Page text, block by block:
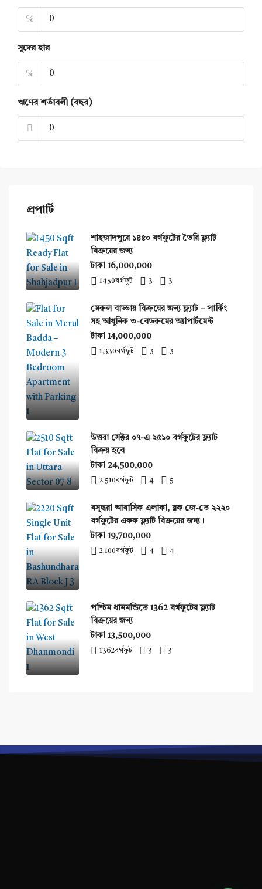
%
সুদের হার
%
ঋণের শর্তাবলী (বছর)
প্রপার্টি
শাহজাদপুরে ১৪৫০ বর্গফুটের তৈরি ফ্ল্যাট
বিক্রয়ের জন্য
টাকা 16,000,000
1450বর্গফুট 3 3
মেরুল বাড্ডায় বিক্রয়ের জন্য ফ্ল্যাট – পার্কিং
সহ আধুনিক ৩-বেডরুমের অ্যাপার্টমেন্ট
টাকা 14,000,000
1,330বর্গফুট 3 3
উত্তরা সেক্টর ০৭-এ ২৫১০ বর্গফুটের ফ্ল্যাট
বিক্রয় হবে
টাকা 24,500,000
2,510বর্গফুট 4 5
বসুন্ধরা আবাসিক এলাকা, ব্লক জে-তে ২২২০
বর্গফুটের একক ফ্ল্যাট বিক্রয়ের জন্য।
টাকা 19,700,000
2,100বর্গফুট 4 4
পশ্চিম ধানমন্ডিতে 1362 বর্গফুটের ফ্ল্যাট
বিক্রয়ের জন্য
টাকা 13,500,000
1362বর্গফুট 3 3